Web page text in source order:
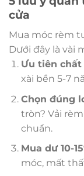
cửa
Mua móc rèm
Dưới đây là vài
Ưu tiên
xài bền 5-7
Chọn đúng
tròn? Vải
chuẩn.
Mua dư 10-
móc, mất